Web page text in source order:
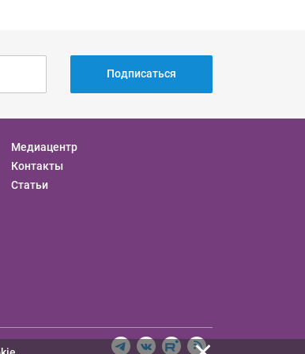
Подписаться
Медиацентр
Контакты
Статьи